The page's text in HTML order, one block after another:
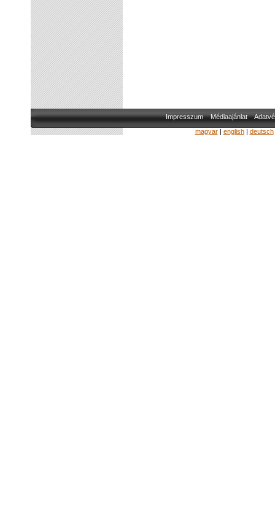
Impresszum Médiaajánlat
magyar| english| deutsch